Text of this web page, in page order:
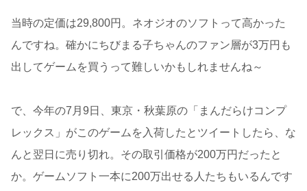
当時の定価は29,800円。ネオジオのソフトって高かった
んですね。確かにちびまる子ちゃんのファン層が3万円も
出してゲームを買うって難しいかもしれませんね～
で、今年の7月9日、東京・秋葉原の「まんだらけコンプ
レックス」がこのゲームを入荷したとツイートしたら、な
んと翌日に売り切れ。その取引価格が200万円だったと
か。ゲームソフト一本に200万出せる人たちもいるんです